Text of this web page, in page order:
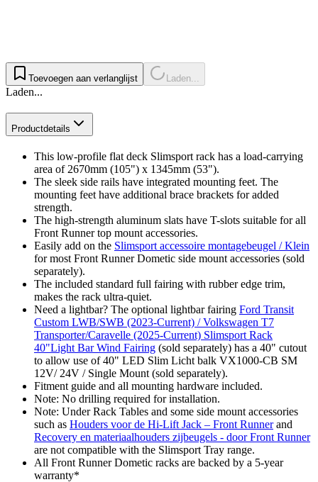
Toevoegen aan verlanglijst Laden...
Laden...
Productdetails
This low-profile flat deck Slimsport rack has a load-carrying
area of 2670mm (105") x 1345mm (53").
The sleek side rails have integrated mounting feet. The
mounting feet have additional brace brackets for added
strength.
The high-strength aluminum slats have T-slots suitable for all
Front Runner top mount accessories.
Easily add on the Slimsport accessoire montagebeugel / Klein
for most Front Runner Dometic side mount accessories (sold
separately).
The included standard full fairing with rubber edge trim,
makes the rack ultra-quiet.
Need a lightbar? The optional lightbar fairing Ford Transit
Custom LWB/SWB (2023-Current) / Volkswagen T7
Transporter/Caravelle (2025-Current) Slimsport Rack
40"Light Bar Wind Fairing (sold separately) has a 40" cutout
to allow use of 40" LED Slim Licht balk VX1000-CB SM
12V/ 24V / Single Mount (sold separately).
Fitment guide and all mounting hardware included.
Note: No drilling required for installation.
Note: Under Rack Tables and some side mount accessories
such as Houders voor de Hi-Lift Jack – Front Runnerand
Recovery en materiaalhouders zijbeugels - door Front Runner
are not compatible with the Slimsport Tray range.
All Front Runner Dometic racks are backed by a 5‑year
warranty*